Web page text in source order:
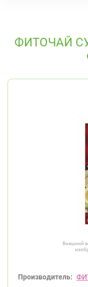
ФИТОЧАЙ
Внешний
Производитель: